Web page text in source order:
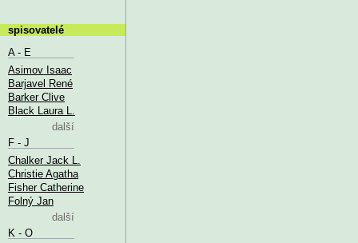
spisovatelé
A - E
Asimov Isaac
Barjavel René
Barker Clive
Black Laura L.
další
F - J
Chalker Jack L.
Christie Agatha
Fisher Catherine
Folný Jan
další
K - O